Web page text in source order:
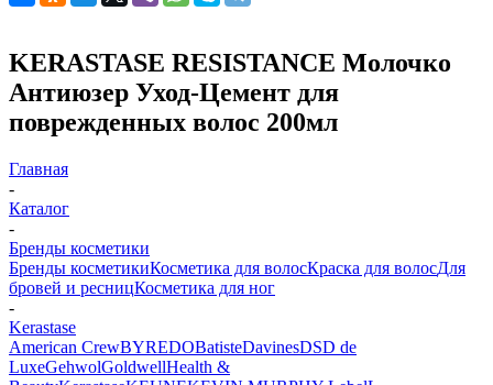
KERASTASE RESISTANCE Молочко
Антиюзер Уход-Цемент для
поврежденных волос 200мл
Главная
-
Каталог
-
Бренды косметики
Бренды косметикиКосметика для волосКраска для волосДля
бровей и ресницКосметика для ног
-
Kerastase
American CrewBYREDOBatisteDavinesDSD de
LuxeGehwolGoldwellHealth &